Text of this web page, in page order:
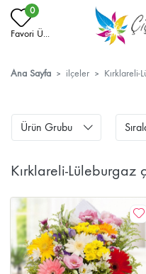
0
Favori Ü...
Ana Sayfa ilçeler Kırklareli-
Ürün Grubu
Kırklareli-Lüleburgaz